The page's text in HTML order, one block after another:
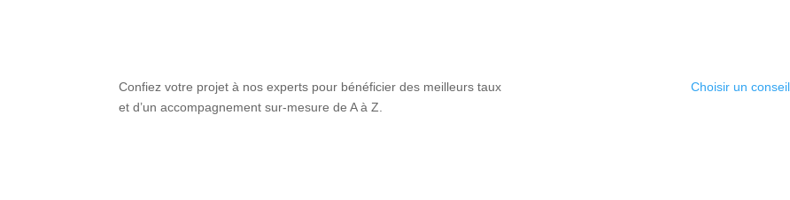
Confiez votre projet à nos experts pour bénéficier des meilleurs taux
et d’un accompagnement sur-mesure de A à Z.
Choisir un